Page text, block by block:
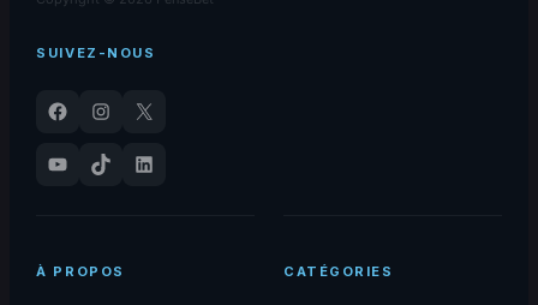
SUIVEZ-NOUS
Facebook Instagram
X
YouTube
TikTok LinkedIn
À PROPOS CATÉGORIES